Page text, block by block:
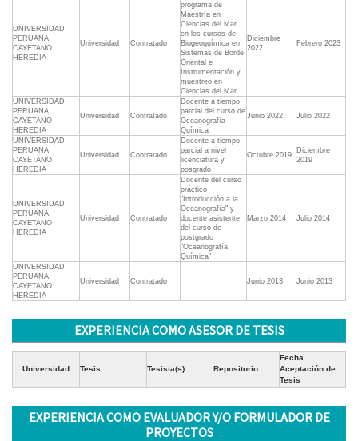
UNIVERSIDAD
PERUANA
CAYETANO
HEREDIA
Universidad Contratado
programa de
Maestría en
Ciencias del Mar
en los cursos de
Biogeoquímica en
Sistemas de Borde
Oriental e
Instrumentación y
muestreo en
Ciencias del Mar
Diciembre
2022
Febrero 2023
UNIVERSIDAD
PERUANA
CAYETANO
HEREDIA
Universidad Contratado
Docente a tiempo
parcial del curso de
Oceanografía
Química
Junio 2022 Julio 2022
UNIVERSIDAD
PERUANA
CAYETANO
HEREDIA
Universidad Contratado
Docente a tiempo
parcial a nivel
licenciatura y
posgrado
Octubre 2019
Diciembre
2019
UNIVERSIDAD
PERUANA
CAYETANO
HEREDIA
Universidad Contratado
Docente del curso
práctico
"Introducción a la
Oceanografía" y
docente asistente
del curso de
postgrado
"Oceanografía
Química"
Marzo 2014 Julio 2014
UNIVERSIDAD
PERUANA
CAYETANO
HEREDIA
Universidad Contratado Junio 2013 Junio 2013
EXPERIENCIA COMO ASESOR DE TESIS
Universidad Tesis Tesista(s) Repositorio
Fecha
Aceptación de
Tesis
EXPERIENCIA COMO EVALUADOR Y/O FORMULADOR DE
PROYECTOS